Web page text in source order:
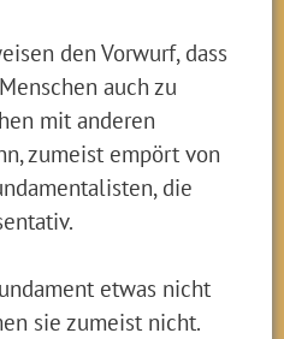
den Vorwurf, dass
auch zu
mit anderen
zumeist empört von
die
etwas nicht
sie zumeist nicht.